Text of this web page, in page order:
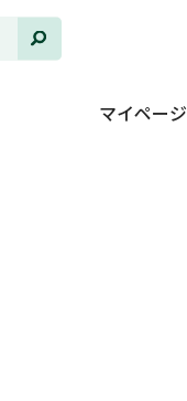
マイペー